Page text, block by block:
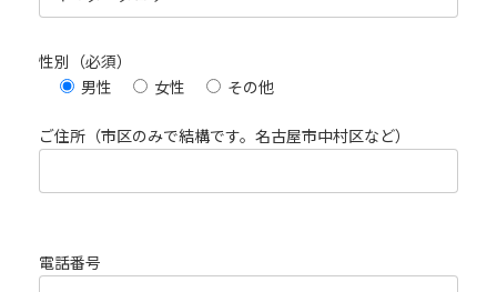
性別（必須）
男性
女性 その他
ご住所（市区のみで結構です。名古屋市中村区など）
電話番号